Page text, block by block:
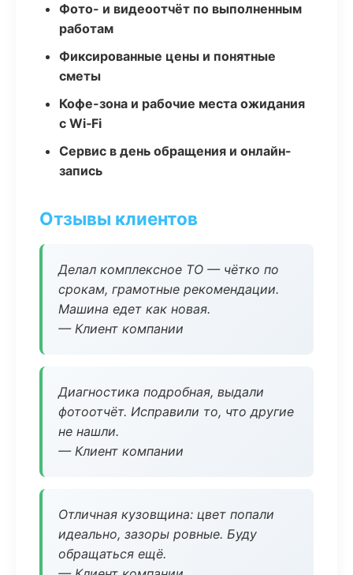
Фото- и видеоотчёт по выполненным
работам
Фиксированные цены и понятные
сметы
Кофе-зона и рабочие места ожидания
с Wi‑Fi
Сервис в день обращения и онлайн-
запись
Отзывы клиентов
Делал комплексное ТО — чётко по
срокам, грамотные рекомендации.
Машина едет как новая.
— Клиент компании
Диагностика подробная, выдали
фотоотчёт. Исправили то, что другие
не нашли.
— Клиент компании
Отличная кузовщина: цвет попали
идеально, зазоры ровные. Буду
обращаться ещё.